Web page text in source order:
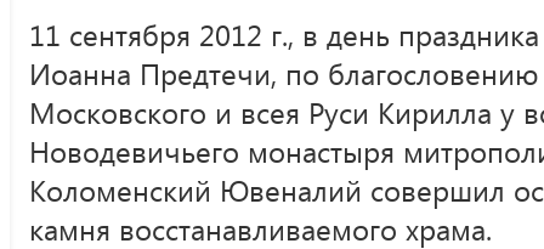
11 сентября 2012 г., в день
Иоанна Предтечи, по
Московского и всея Руси Кирилла у
Новодевичьего монастыря
Коломенский Ювеналий совершил
камня восстанавливаемого храма.